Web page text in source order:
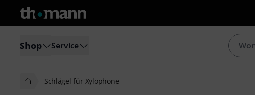
Shop Service
Schlägel für Xylophone